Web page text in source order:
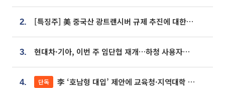
2. [특징주] 美 중국산 광트랜시버 규제 추진에 대한광통신 등 광통신株 강세
3. 현대차·기아, 이번 주 임단협 재개…하청 사용자성 재심도 ‘변수’
4. 단독 李 ‘호남형 대입’ 제안에 교육청·지역대학 서·논술형 입시 연계 '착수'